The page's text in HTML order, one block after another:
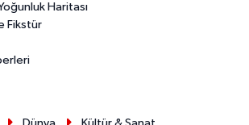
Haritası
Fikstür